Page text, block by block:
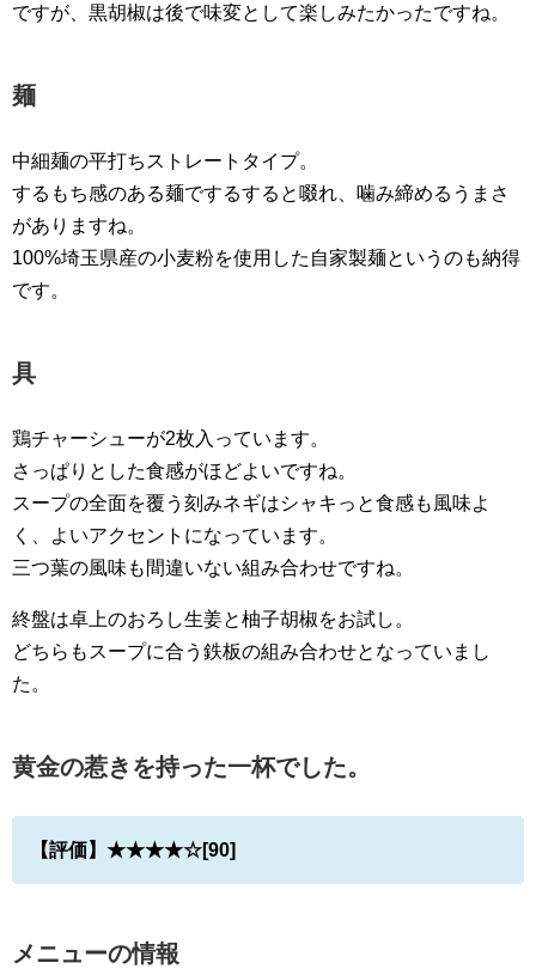
ですが、黒胡椒は後で味変として楽しみたかったですね。
麺
中細麺の平打ちストレートタイプ。
するもち感のある麺でするすると啜れ、噛み締めるうまさ
がありますね。
100%埼玉県産の小麦粉を使用した自家製麺というのも納得
です。
具
鶏チャーシューが2枚入っています。
さっぱりとした食感がほどよいですね。
スープの全面を覆う刻みネギはシャキっと食感も風味よ
く、よいアクセントになっています。
三つ葉の風味も間違いない組み合わせですね。
終盤は卓上のおろし生姜と柚子胡椒をお試し。
どちらもスープに合う鉄板の組み合わせとなっていまし
た。
黄金の惹きを持った一杯でした。
【評価】★★★★☆[90]
メニューの情報